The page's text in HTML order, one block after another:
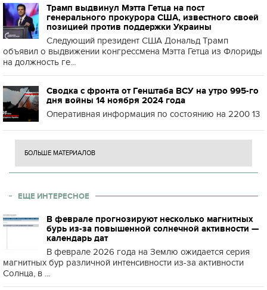
Трамп выдвинул Мэтта Гетца на пост
генерального прокурора США, известного своей
позицией против поддержки Украины
Следующий президент США Дональд Трамп
объявил о выдвижении конгрессмена Мэтта Гетца из Флориды
на должность ге...
Сводка с фронта от Генштаба ВСУ на утро 995-го
дня войны 14 ноября 2024 года
Оперативная информация по состоянию на 2200 13
БОЛЬШЕ МАТЕРИАЛОВ
ЕЩЕ ИНТЕРЕСНОЕ
В феврале прогнозируют несколько магнитных
бурь из-за повышенной солнечной активности —
календарь дат
В феврале 2026 года на Землю ожидается серия
магнитных бур различной интенсивности из-за активности
Солнца, в ...